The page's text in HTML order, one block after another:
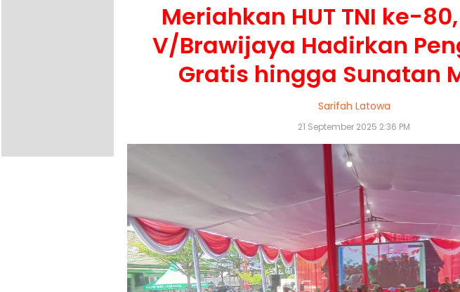
Meriahkan HUT TNI ke-
V/Brawijaya Hadirkan
Gratis hingga Sunatan
Sarifah Latowa
21 September 2025 2:36 PM